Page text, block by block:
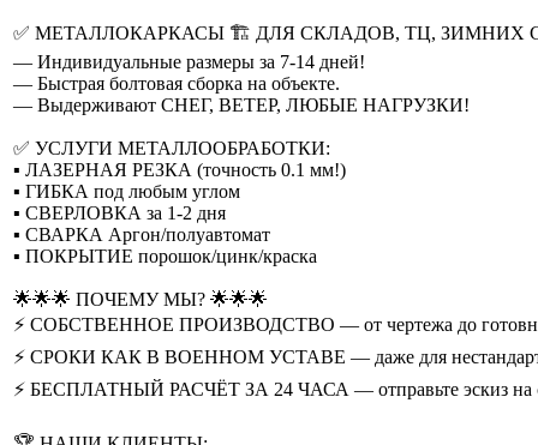
✅ МЕТАЛЛОКАРКАСЫ 🏗️ ДЛЯ СКЛАДОВ, ТЦ, ЗИМНИХ
— Индивидуальные размеры за 7-14 дней!
— Быстрая болтовая сборка на объекте.
— Выдерживают СНЕГ, ВЕТЕР, ЛЮБЫЕ НАГРУЗКИ!
✅ УСЛУГИ МЕТАЛЛООБРАБОТКИ:
▪️ ЛАЗЕРНАЯ РЕЗКА (точность 0.1 мм!)
▪️ ГИБКА под любым углом
▪️ СВЕРЛОВКА за 1-2 дня
▪️ СВАРКА Аргон/полуавтомат
▪️ ПОКРЫТИЕ порошок/цинк/краска
🌟🌟🌟 ПОЧЕМУ МЫ? 🌟🌟🌟
⚡️ СОБСТВЕННОЕ ПРОИЗВОДСТВО — от чертежа до
⚡️ СРОКИ КАК В ВОЕННОМ УСТАВЕ — даже для
⚡️ БЕСПЛАТНЫЙ РАСЧЁТ ЗА 24 ЧАСА — отправьте эскиз на